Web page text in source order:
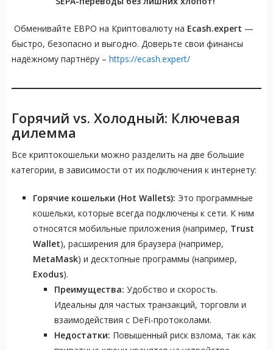
Обменивайте ЕВРО на Криптовалюту на Ecash.expert —
быстро, безопасно и выгодно. Доверьте свои финансы
надёжному партнёру – https://ecash.expert/
Горячий vs. Холодный: Ключевая
дилемма
Все криптокошельки можно разделить на две большие
категории, в зависимости от их подключения к интернету:
Горячие кошельки (Hot Wallets): Это программные
кошельки, которые всегда подключены к сети. К ним
относятся мобильные приложения (например, Trust
Wallet), расширения для браузера (например,
MetaMask) и десктопные программы (например,
Exodus).
Преимущества: Удобство и скорость.
Идеальны для частых транзакций, торговли и
взаимодействия с DeFi-протоколами.
Недостатки: Повышенный риск взлома, так как